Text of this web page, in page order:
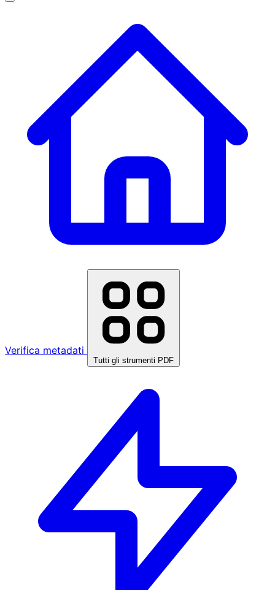
Verifica metadati
Tutti gli strumenti PDF